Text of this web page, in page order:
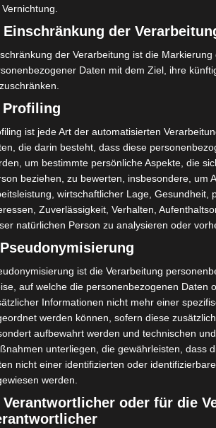
Einschränkung der
der Verarbeitung ist die
Daten mit dem Ziel, ihre
Profiling
ist jede Art der automatisierten
die darin besteht, dass diese
um bestimmte persönliche Aspekte, die
beziehen, zu bewerten, insbesondere, um
wirtschaftlicher Lage, Gesundheit,
Zuverlässigkeit, Verhalten,
natürlichen Person zu analysieren oder
ist die Verarbeitung
auf welche die personenbezogenen Daten
Informationen nicht mehr einer
werden können, sofern diese
aufbewahrt werden und technischen
unterliegen, die gewährleisten, dass
nicht einer identifizierten oder
werden.
Verantwortlicher oder für die